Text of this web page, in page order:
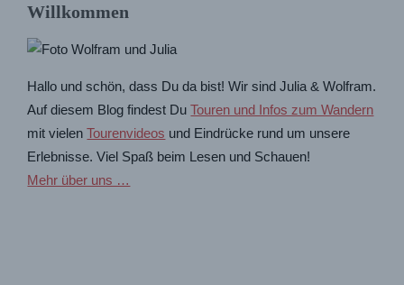
Willkommen
Hallo und schön, dass Du da bist! Wir sind Julia & Wolfram.
Auf diesem Blog findest DuTouren und Infos zum Wandern
mit vielenTourenvideos und Eindrücke rund um unsere
Erlebnisse. Viel Spaß beim Lesen und Schauen!
Mehr über uns …